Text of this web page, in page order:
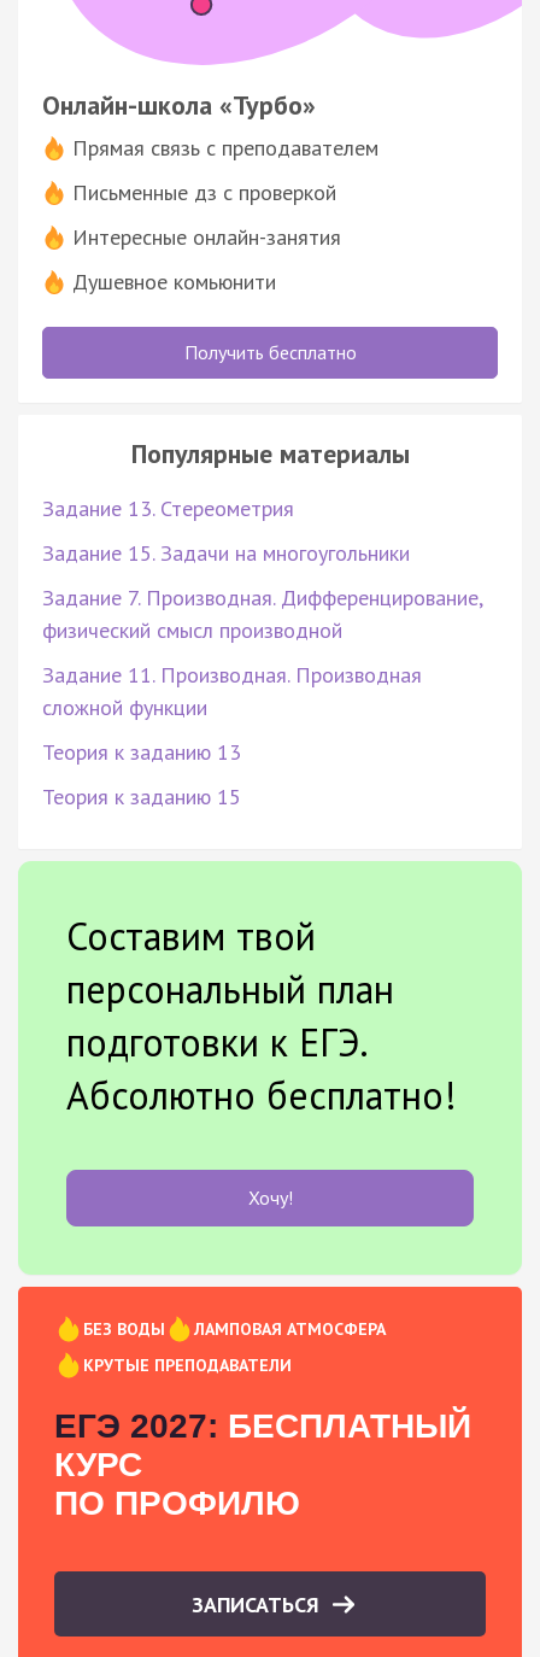
Онлайн-школа «Турбо»
Прямая связь с преподавателем
Письменные дз с проверкой
Интересные онлайн-занятия
Душевное комьюнити
Получить бесплатно
Популярные материалы
Задание 13. Стереометрия
Задание 15. Задачи на многоугольники
Задание 7. Производная. Дифференцирование,
физический смысл производной
Задание 11. Производная. Производная
сложной функции
Теория к заданию 13
Теория к заданию 15
Составим твой
персональный план
подготовки к ЕГЭ.
Абсолютно бесплатно!
Хочу!
БЕЗ ВОДЫ
ЛАМПОВАЯ АТМОСФЕРА
КРУТЫЕ ПРЕПОДАВАТЕЛИ
ЕГЭ 2027: БЕСПЛАТНЫЙ
КУРС
ПО ПРОФИЛЮ
ЗАПИСАТЬСЯ